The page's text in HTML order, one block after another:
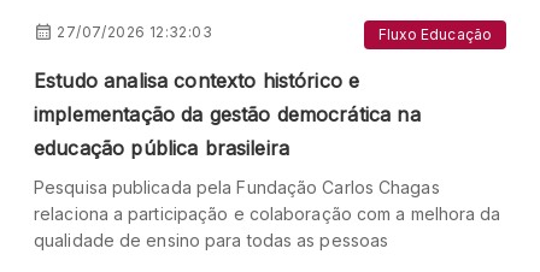
27/07/2026 12:32:03 Fluxo Educação
Estudo analisa contexto histórico e
implementação da gestão democrática na
educação pública brasileira
Pesquisa publicada pela Fundação Carlos Chagas
relaciona a participação e colaboração com a melhora da
qualidade de ensino para todas as pessoas